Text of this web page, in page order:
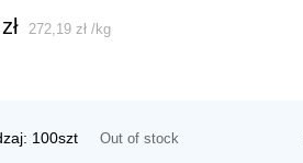
zł 272,19 zł /kg
100szt Out of stock